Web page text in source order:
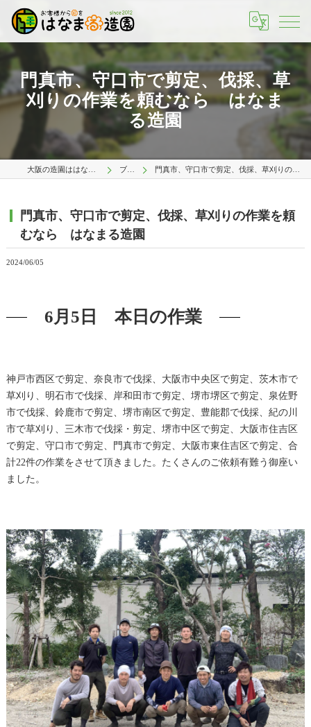
門真市、守口市で剪定、伐採、草
刈りの作業を頼むなら はなま
る造園
ブログ 門真市、守口市で剪定、伐採、草刈りの作業を頼むなら はなまる造園
門真市、守口市で剪定、伐採、草刈りの作業を頼
むなら はなまる造園
2024/06/05
6月5日 本日の作業
神戸市西区で剪定、奈良市で伐採、大阪市中央区で剪定、茨木市で
草刈り、明石市で伐採、岸和田市で剪定、堺市堺区で剪定、泉佐野
市で伐採、鈴鹿市で剪定、堺市南区で剪定、豊能郡で伐採、紀の川
市で草刈り、三木市で伐採・剪定、堺市中区で剪定、大阪市住吉区
で剪定、守口市で剪定、門真市で剪定、大阪市東住吉区で剪定、合
計22件の作業をさせて頂きました。たくさんのご依頼有難う御座い
ました。